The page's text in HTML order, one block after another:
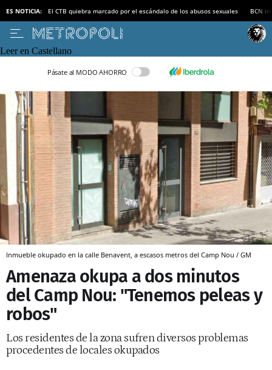
ES NOTICIA: El CTB quiebra marcado por el escándalo de los abusos sexuales BCN
Leer en Castellano
Pásate al MODO AHORRO
Inmueble okupado en la calle Benavent, a escasos metros del Camp Nou / GM
Amenaza okupa a dos minutos
del Camp Nou: "Tenemos peleas y
robos"
Los residentes de la zona sufren diversos problemas
procedentes de locales okupados